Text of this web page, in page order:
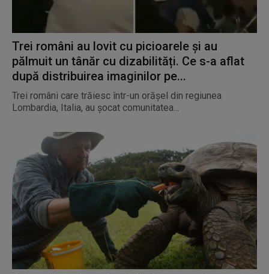
Trei români au lovit cu picioarele și au
pălmuit un tânăr cu dizabilități. Ce s-a aflat
după distribuirea imaginilor pe...
Trei români care trăiesc într-un orășel din regiunea
Lombardia, Italia, au șocat comunitatea...